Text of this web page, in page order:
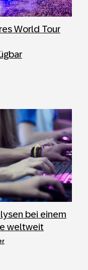
World Tour
bei einem
weltweit